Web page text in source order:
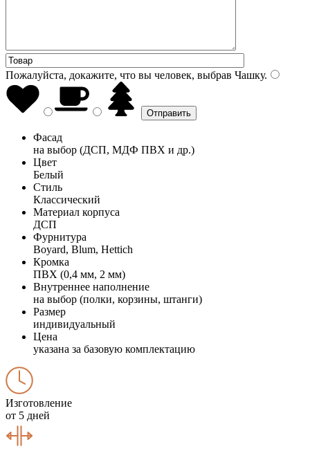
Пожалуйста, докажите, что вы человек, выбрав Чашку.
Фасад
на выбор (ДСП, МДФ ПВХ и др.)
Цвет
Белый
Стиль
Классический
Материал корпуса
ДСП
Фурнитура
Boyard, Blum, Hettich
Кромка
ПВХ (0,4 мм, 2 мм)
Внутреннее наполнение
на выбор (полки, корзины, штанги)
Размер
индивидуальный
Цена
указана за базовую комплектацию
Изготовление
от 5 дней